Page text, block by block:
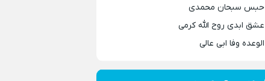
حبس سبحان محمدی
عشق ابدی روح الله کرمی
الوعده وفا ابی عالی